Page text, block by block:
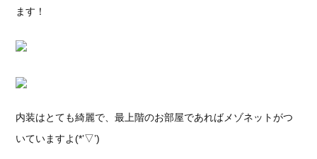
ます！
内装はとても綺麗で、最上階のお部屋であればメゾネットがつ
いていますよ(*’▽’)